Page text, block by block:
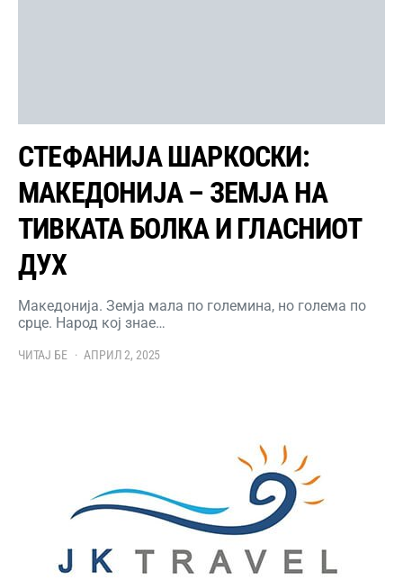
СТЕФАНИЈА ШАРКОСКИ:
МАКЕДОНИЈА – ЗЕМЈА НА
ТИВКАТА БОЛКА И ГЛАСНИОТ
ДУХ
Македонија. Земја мала по големина, но голема по
срце. Народ кој знае…
ЧИТАЈ БЕ АПРИЛ 2, 2025